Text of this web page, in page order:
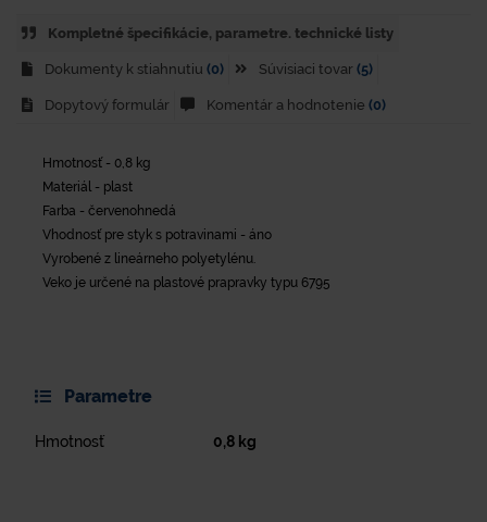
Kompletné špecifikácie, parametre. technické listy
Dokumenty k stiahnutiu (0) Súvisiaci tovar (5)
Dopytový formulár Komentár a hodnotenie (0)
Hmotnosť - 0,8 kg
Materiál - plast
Farba - červenohnedá
Vhodnosť pre styk s potravinami - áno
Vyrobené z lineárneho polyetylénu.
Veko je určené na plastové prapravky typu 6795
Parametre
Hmotnosť 0,8kg